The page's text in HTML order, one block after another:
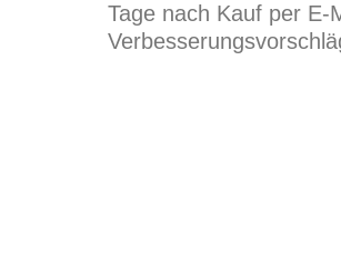
Tage nach Kauf per E-